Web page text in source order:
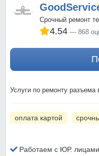
Срочный ремонт
4.54 868
Услуги по ремонту разъема
оплата картой
Работаем с ЮР.